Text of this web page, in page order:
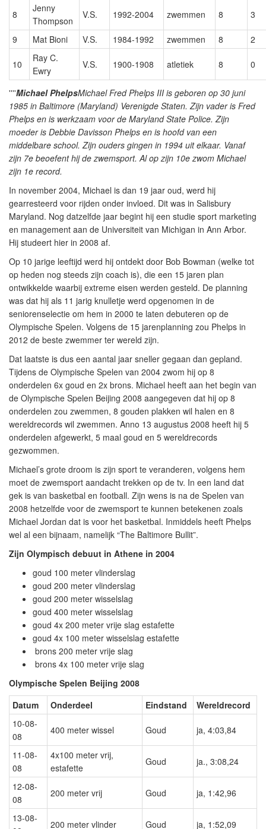
8
Jenny
Thompson
V.S. 1992-2004 zwemmen 8 3
9 Mat Bioni V.S. 1984-1992 zwemmen 8 2
10
Ray C.
Ewry
V.S. 1900-1908 atletiek 8 0
''''Michael PhelpsMichael Fred Phelps III is geboren op 30 juni
1985 in Baltimore (Maryland) Verenigde Staten. Zijn vader is Fred
Phelps en is werkzaam voor de Maryland State Police. Zijn
moeder is Debbie Davisson Phelps en is hoofd van een
middelbare school. Zijn ouders gingen in 1994 uit elkaar. Vanaf
zijn 7e beoefent hij de zwemsport. Al op zijn 10e zwom Michael
zijn 1e record.
In november 2004, Michael is dan 19 jaar oud, werd hij
gearresteerd voor rijden onder invloed. Dit was in Salisbury
Maryland. Nog datzelfde jaar begint hij een studie sport marketing
en management aan de Universiteit van Michigan in Ann Arbor.
Hij studeert hier in 2008 af.
Op 10 jarige leeftijd werd hij ontdekt door Bob Bowman (welke tot
op heden nog steeds zijn coach is), die een 15 jaren plan
ontwikkelde waarbij extreme eisen werden gesteld. De planning
was dat hij als 11 jarig knulletje werd opgenomen in de
seniorenselectie om hem in 2000 te laten debuteren op de
Olympische Spelen. Volgens de 15 jarenplanning zou Phelps in
2012 de beste zwemmer ter wereld zijn.
Dat laatste is dus een aantal jaar sneller gegaan dan gepland.
Tijdens de Olympische Spelen van 2004 zwom hij op 8
onderdelen 6x goud en 2x brons. Michael heeft aan het begin van
de Olympische Spelen Beijing 2008 aangegeven dat hij op 8
onderdelen zou zwemmen, 8 gouden plakken wil halen en 8
wereldrecords wil zwemmen. Anno 13 augustus 2008 heeft hij 5
onderdelen afgewerkt, 5 maal goud en 5 wereldrecords
gezwommen.
Michael’s grote droom is zijn sport te veranderen, volgens hem
moet de zwemsport aandacht trekken op de tv. In een land dat
gek is van basketbal en football. Zijn wens is na de Spelen van
2008 hetzelfde voor de zwemsport te kunnen betekenen zoals
Michael Jordan dat is voor het basketbal. Inmiddels heeft Phelps
wel al een bijnaam, namelijk “The Baltimore Bullit”.
Zijn Olympisch debuut in Athene in 2004
goud 100 meter vlinderslag
goud 200 meter vlinderslag
goud 200 meter wisselslag
goud 400 meter wisselslag
goud 4x 200 meter vrije slag estafette
goud 4x 100 meter wisselslag estafette
brons 200 meter vrije slag
brons 4x 100 meter vrije slag
Olympische Spelen Beijing 2008
Datum
Onderdeel Eindstand
Wereldrecord
10-08-
08
400 meter wissel Goud ja, 4:03,84
11-08-
08
4x100 meter vrij,
estafette
Goud ja., 3:08,24
12-08-
08
200 meter vrij Goud ja, 1:42,96
13-08-
200 meter vlinder Goud ja, 1:52,09